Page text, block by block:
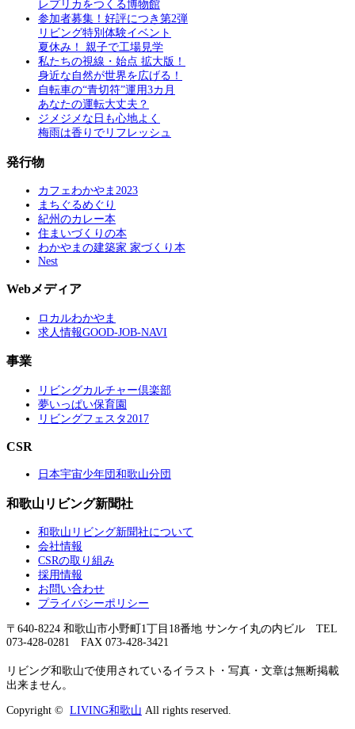
レプリカをつくる博物館
参加者募集！好評につき第2弾
リビング特別体験イベント
夏休み！ 親子で工場見学
私たちの視線・始点 拡大版！
身近な自然が世界を広げる！
自転車の“青切符”運用3カ月
あなたの運転大丈夫？
ジメジメな日も心地よく
梅雨は香りでリフレッシュ
発行物
カフェわかやま2023
まちぐるめぐり
紀州のカレー本
住まいづくりの本
わかやまの建築家 家づくり本
Nest
Webメディア
ロカルわかやま
求人情報GOOD-JOB-NAVI
事業
リビングカルチャー倶楽部
夢いっぱい保育園
リビングフェスタ2017
CSR
日本宇宙少年団和歌山分団
和歌山リビング新聞社
和歌山リビング新聞社について
会社情報
CSRの取り組み
採用情報
お問い合わせ
プライバシーポリシー
〒640-8224 和歌山市小野町1丁目18番地 サンケイ丸の内ビル TEL
073-428-0281 FAX 073-428-3421
リビング和歌山で使用されているイラスト・写真・文章は無断掲載
出来ません。
Copyright © LIVING和歌山 All rights reserved.